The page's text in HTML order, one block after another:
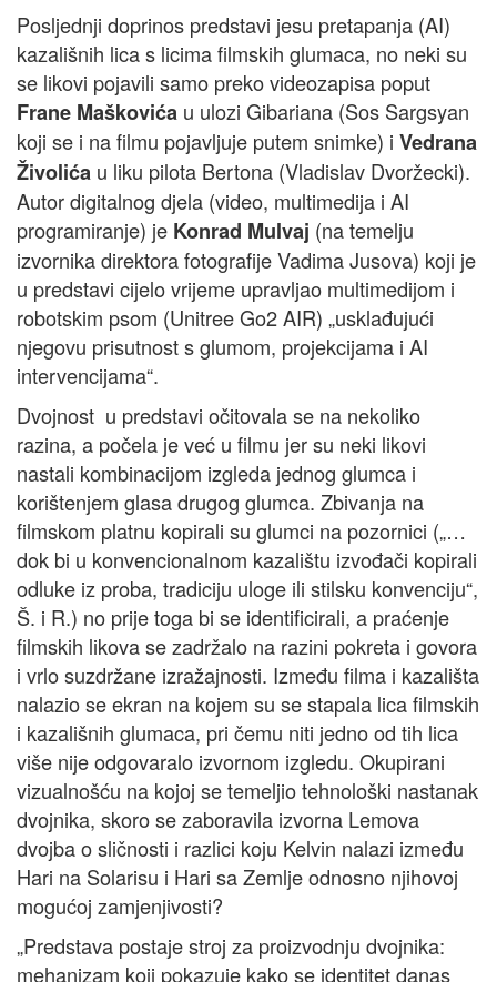
Posljednji doprinos predstavi jesu pretapanja (AI)
kazališnih lica s licima filmskih glumaca, no neki su
se likovi pojavili samo preko videozapisa poput
Frane Maškovića u ulozi Gibariana (Sos Sargsyan
koji se i na filmu pojavljuje putem snimke) i Vedrana
Živolića u liku pilota Bertona (Vladislav Dvoržecki).
Autor digitalnog djela (video, multimedija i AI
programiranje) je Konrad Mulvaj (na temelju
izvornika direktora fotografije Vadima Jusova) koji je
u predstavi cijelo vrijeme upravljao multimedijom i
robotskim psom (Unitree Go2 AIR) „usklađujući
njegovu prisutnost s glumom, projekcijama i AI
intervencijama“.
Dvojnost u predstavi očitovala se na nekoliko
razina, a počela je već u filmu jer su neki likovi
nastali kombinacijom izgleda jednog glumca i
korištenjem glasa drugog glumca. Zbivanja na
filmskom platnu kopirali su glumci na pozornici („…
dok bi u konvencionalnom kazalištu izvođači kopirali
odluke iz proba, tradiciju uloge ili stilsku konvenciju“,
Š. i R.) no prije toga bi se identificirali, a praćenje
filmskih likova se zadržalo na razini pokreta i govora
i vrlo suzdržane izražajnosti. Između filma i kazališta
nalazio se ekran na kojem su se stapala lica filmskih
i kazališnih glumaca, pri čemu niti jedno od tih lica
više nije odgovaralo izvornom izgledu. Okupirani
vizualnošću na kojoj se temeljio tehnološki nastanak
dvojnika, skoro se zaboravila izvorna Lemova
dvojba o sličnosti i razlici koju Kelvin nalazi između
Hari na Solarisu i Hari sa Zemlje odnosno njihovoj
mogućoj zamjenjivosti?
„Predstava postaje stroj za proizvodnju dvojnika:
mehanizam koji pokazuje kako se identitet danas